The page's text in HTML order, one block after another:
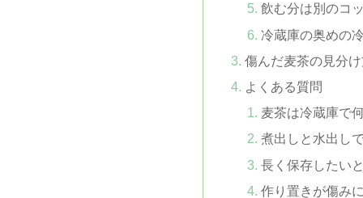
飲む分は別のコ
冷蔵庫の奥めの
傷んだ麦茶の見分
よくある質問
麦茶は冷蔵庫で
煮出しと水出し
長く保存したい
作り置きが傷み